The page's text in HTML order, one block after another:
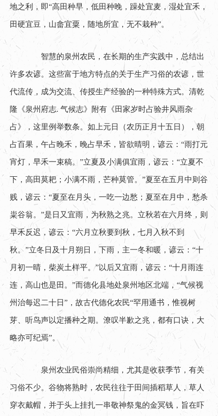
地之利，即“高田种早，低田种晚，躁处宜麦，湿处宜禾，
田硬宜豆，山畲宜粟，随地所宜，无不栽种”。
智慧的泉州农民，在长期的生产实践中，总结出
许多农谚。这些富于地方特点的关于生产习俗的农谚，世
代流传，成为交流、传授生产经验的一种特殊方式。清乾
隆《泉州府志. 气候志》附有《田家岁时占验井风雨杂
占》，这里例举数条。如上元日（农历正月十五日），朝
占百果，午占晚禾，晚占早禾，皆欲晴明，谚云：“雨打元
宵灯，早禾一束稿。”立夏及小满俱宜雨，谚云：“立夏不
下，高田莫耙；小满不雨，芒种莫管。”夏至在五月中则谷
贱，谚云：“夏至在月头，一吃一边愁；夏至在月中，愁杀
粜谷翁。”是日又宜雨，为秋熟之兆。立秋若在六月终，则
早禾反迟，谚云：“六月立秋要到秋，七月入秋不到
秋。”立冬日及十月朔日，下雨，主一冬和暖，谚云：“十
月初一晴，柴炭土样平。”以后又宜雨，谚云：“十月雨连
连，高山也是田。”而德化县地处泉州地区北端，“气候视
州治每迟二十日”，故古代德化农民“罕用通书，惟视树
芽、听鸟声以定播种之期。潦叹半歉之兆，都有口诀，大
略亦可纪焉”。
泉州农业民俗崇尚精细，尤其是收获季节，有关
习俗不少。谷物将熟时，农民往往于田间插稻草人，草人
穿衣戴帽，并于头上挂扎一串敬神祭鬼的金冥钱，旨在吓